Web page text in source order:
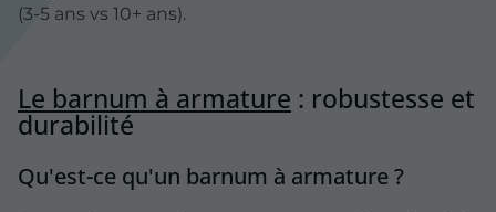
(3-5 ans vs 10+ ans).
Le barnum à armature : robustesse et
durabilité
Qu'est-ce qu'un barnum à armature ?